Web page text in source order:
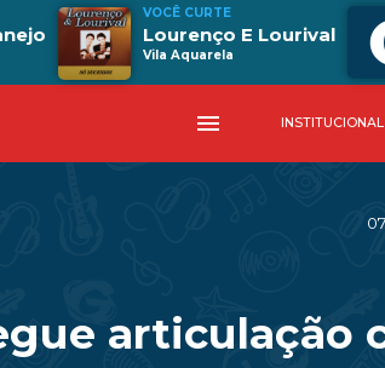
VOCÊ CURTE
Lourenço E Lourival
Vila Aquarela
menu INSTITUCIONAL
articulação